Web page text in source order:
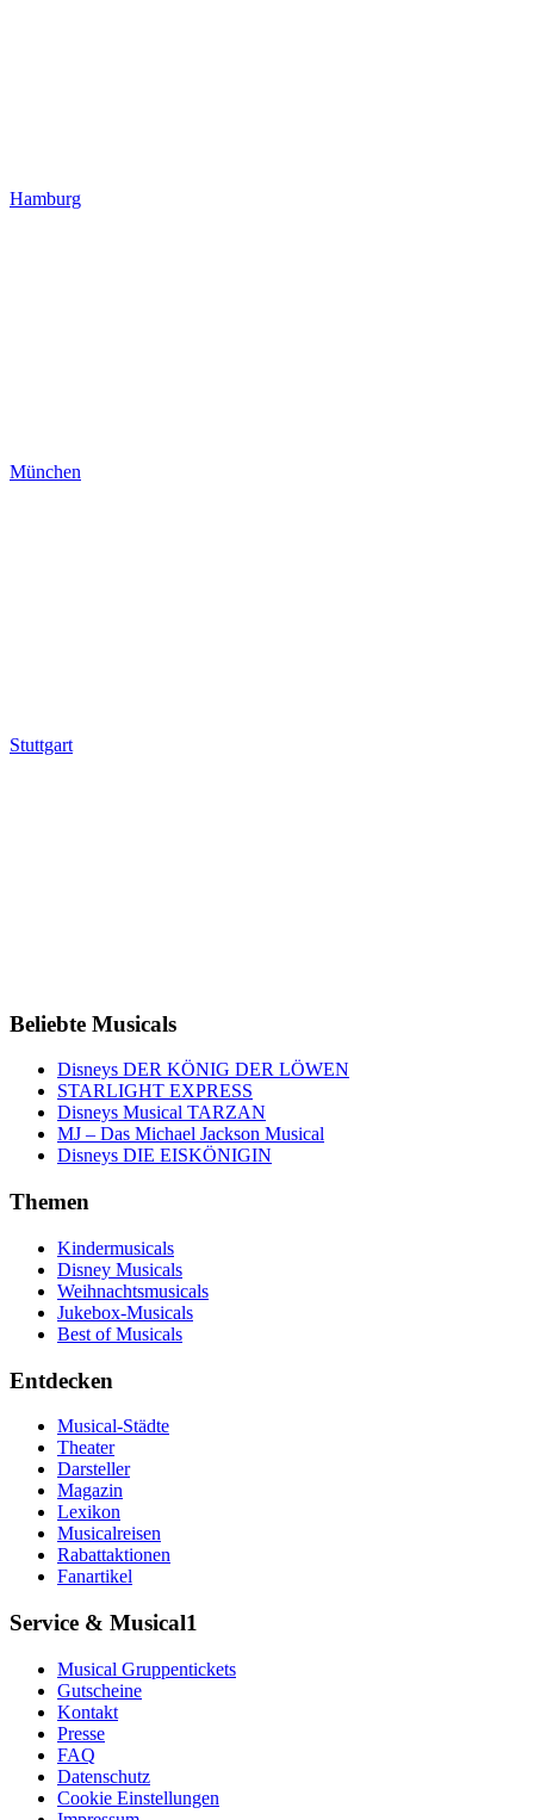
Hamburg
München
Stuttgart
Beliebte Musicals
Disneys DER KÖNIG DER LÖWEN
STARLIGHT EXPRESS
Disneys Musical TARZAN
MJ – Das Michael Jackson Musical
Disneys DIE EISKÖNIGIN
Themen
Kindermusicals
Disney Musicals
Weihnachtsmusicals
Jukebox-Musicals
Best of Musicals
Entdecken
Musical-Städte
Theater
Darsteller
Magazin
Lexikon
Musicalreisen
Rabattaktionen
Fanartikel
Service & Musical1
Musical Gruppentickets
Gutscheine
Kontakt
Presse
FAQ
Datenschutz
Cookie Einstellungen